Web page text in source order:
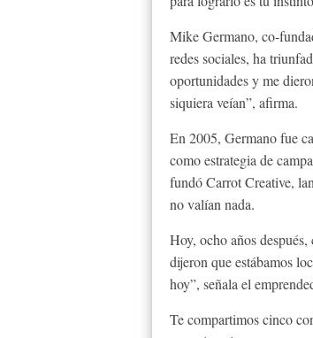
Mike Germano, co-
redes sociales, ha
oportunidades y me
siquiera veían”, afirma.
En 2005, Germano fue
como estrategia de
fundó Carrot Creative,
no valían nada.
Hoy, ocho años
dijeron que estábamos
hoy”, señala el
Te compartimos cinco